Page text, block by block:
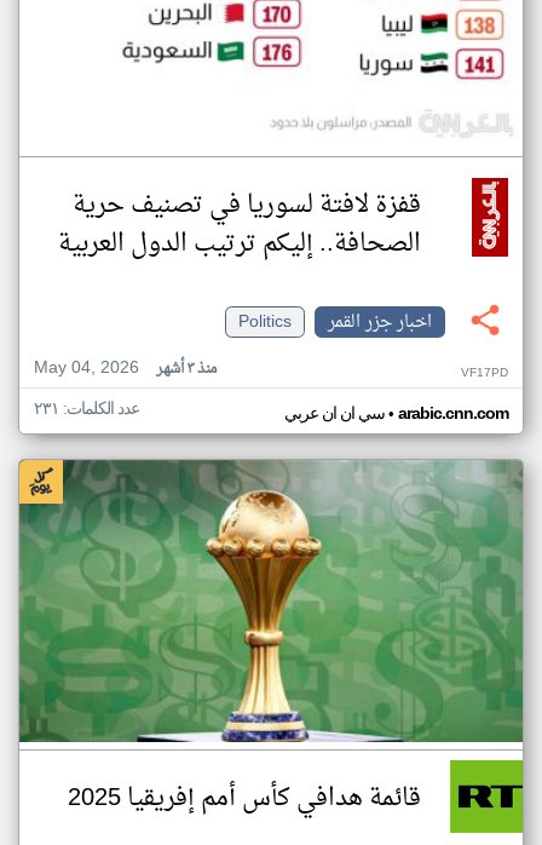
قفزة لافتة لسوريا في تصنيف حرية
الصحافة.. إليكم ترتيب الدول العربية
اخبار جزر القمر
Politics
May 04, 2026
منذ ٣ أشهر VF17PD
سي ان ان عربي• arabic.cnn.com عدد الكلمات: ٢٣١
قائمة هدافي كأس أمم إفريقيا 2025